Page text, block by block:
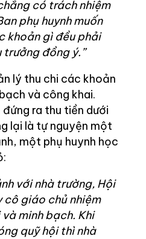
có trách nhiệm
phụ huynh muốn
khoản gì đều phải
đồng ý.”
lý thu chi các khoản
và công khai.
ra thu tiền dưới
lại là tự nguyện một
một phụ huynh học
với nhà trường, Hội
cô giáo chủ nhiệm
minh bạch. Khi
quỹ hội thì nhà